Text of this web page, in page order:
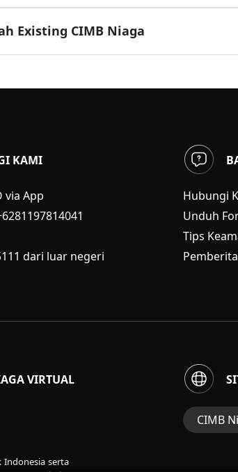
Existing CIMB Niaga
KAMI
via App
dari luar negeri
Hubungi
Unduh
Tips
VIRTUAL
CIMB
Indonesia serta